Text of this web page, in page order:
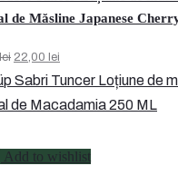
de Măsline Japanese
lei Prețul
inițial
a
32,00 lei.
22,00 lei
curent
este:
Add to wishlist